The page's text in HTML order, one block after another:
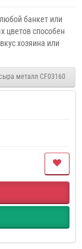
банкет или
цветов способен
хозяина или
металл CF03160